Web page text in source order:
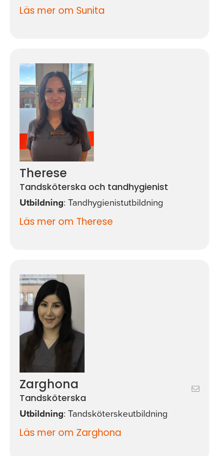
Läs mer om Sunita
Therese
Tandsköterska och tandhygienist
Utbildning: Tandhygienistutbildning
Läs mer om Therese
Zarghona
Tandsköterska
Utbildning: Tandsköterskeutbildning
Läs mer om Zarghona